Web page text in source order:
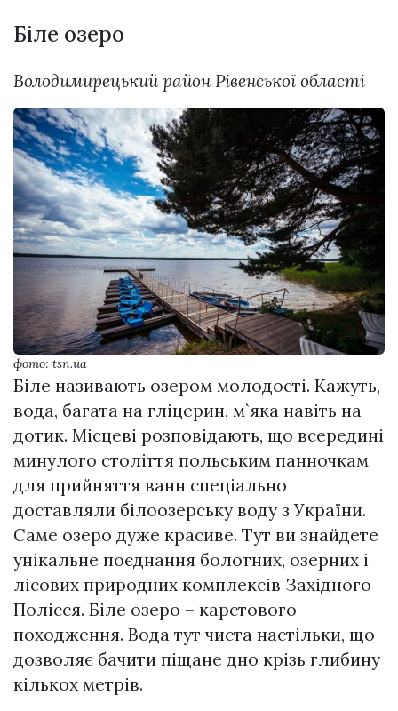
Біле озеро
Володимирецький район Рівенської області
фото: tsn.ua
Біле називають озером молодості. Кажуть,
вода, багата на гліцерин, м`яка навіть на
дотик. Місцеві розповідають, що всередині
минулого століття польським панночкам
для прийняття ванн спеціально
доставляли білоозерську воду з України.
Саме озеро дуже красиве. Тут ви знайдете
унікальне поєднання болотних, озерних і
лісових природних комплексів Західного
Полісся. Біле озеро – карстового
походження. Вода тут чиста настільки, що
дозволяє бачити піщане дно крізь глибину
кількох метрів.